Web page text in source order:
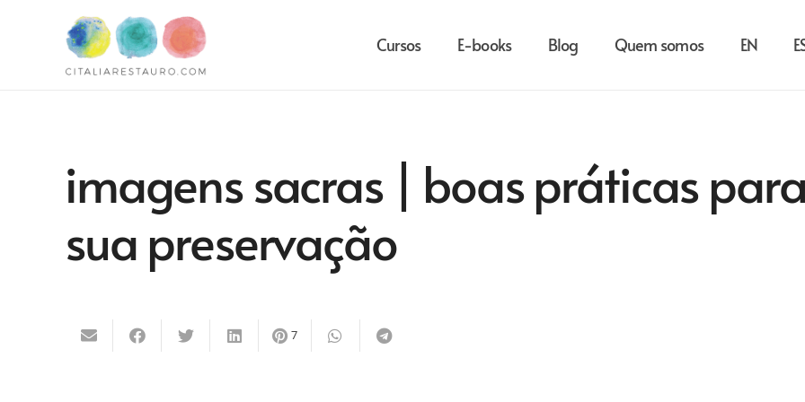
Cursos E-books Blog Quem somos EN
imagens sacras | boas práticas
sua preservação
7